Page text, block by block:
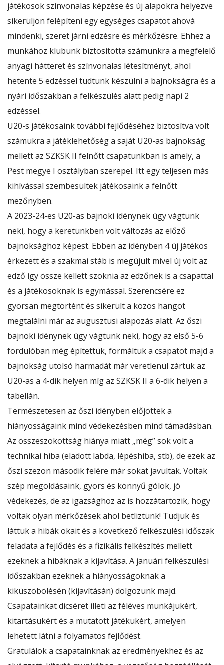
játékosok színvonalas képzése és új alapokra helyezve
sikerüljön felépíteni egy egységes csapatot ahová
mindenki, szeret járni edzésre és mérkőzésre. Ehhez a
munkához klubunk biztosította számunkra a megfelelő
anyagi hátteret és színvonalas létesítményt, ahol
hetente 5 edzéssel tudtunk készülni a bajnokságra és a
nyári időszakban a felkészülés alatt pedig napi 2
edzéssel.
U20-s játékosaink további fejlődéséhez biztosítva volt
számukra a játéklehetőség a saját U20-as bajnokság
mellett az SZKSK II felnőtt csapatunkban is amely, a
Pest megye I osztályban szerepel. Itt egy teljesen más
kihívással szembesültek játékosaink a felnőtt
mezőnyben.
A 2023-24-es U20-as bajnoki idénynek úgy vágtunk
neki, hogy a keretünkben volt változás az előző
bajnoksághoz képest. Ebben az idényben 4 új játékos
érkezett és a szakmai stáb is megújult mivel új volt az
edző így össze kellett szoknia az edzőnek is a csapattal
és a játékosoknak is egymással. Szerencsére ez
gyorsan megtörtént és sikerült a közös hangot
megtalálni már az augusztusi alapozás alatt. Az őszi
bajnoki idénynek úgy vágtunk neki, hogy az első 5-6
fordulóban még építettük, formáltuk a csapatot majd a
bajnokság utolsó harmadát már veretlenül zártuk az
U20-as a 4-dik helyen míg az SZKSK II a 6-dik helyen a
tabellán.
Természetesen az őszi idényben előjöttek a
hiányosságaink mind védekezésben mind támadásban.
Az összeszokottság hiánya miatt „még” sok volt a
technikai hiba (eladott labda, lépéshiba, stb), de ezek az
őszi szezon második felére már sokat javultak. Voltak
szép megoldásaink, gyors és könnyű gólok, jó
védekezés, de az igazsághoz az is hozzátartozik, hogy
voltak olyan mérkőzések ahol betliztünk! Tudjuk és
láttuk a hibák okait és a következő felkészülési időszak
feladata a fejlődés és a fizikális felkészítés mellett
ezeknek a hibáknak a kijavítása. A januári felkészülési
időszakban ezeknek a hiányosságoknak a
kiküszöbölésén (kijavításán) dolgozunk majd.
Csapatainkat dicséret illeti az féléves munkájukért,
kitartásukért és a mutatott játékukért, amelyen
lehetett látni a folyamatos fejlődést.
Gratulálok a csapatainknak az eredményekhez és az